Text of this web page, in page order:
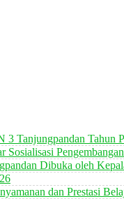
Tanjungpandan Tahun
Sosialisasi
Dibuka oleh
dan Prestasi